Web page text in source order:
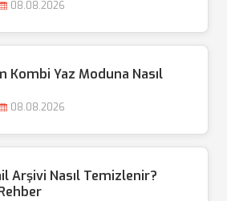
08.08.2026
Kombi Yaz Moduna Nasıl
08.08.2026
Arşivi Nasıl Temizlenir?